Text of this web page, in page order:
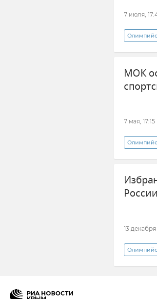
7 июля,
Михаил
МОК
7 мая, 17:15
Новости
России
13 декабря